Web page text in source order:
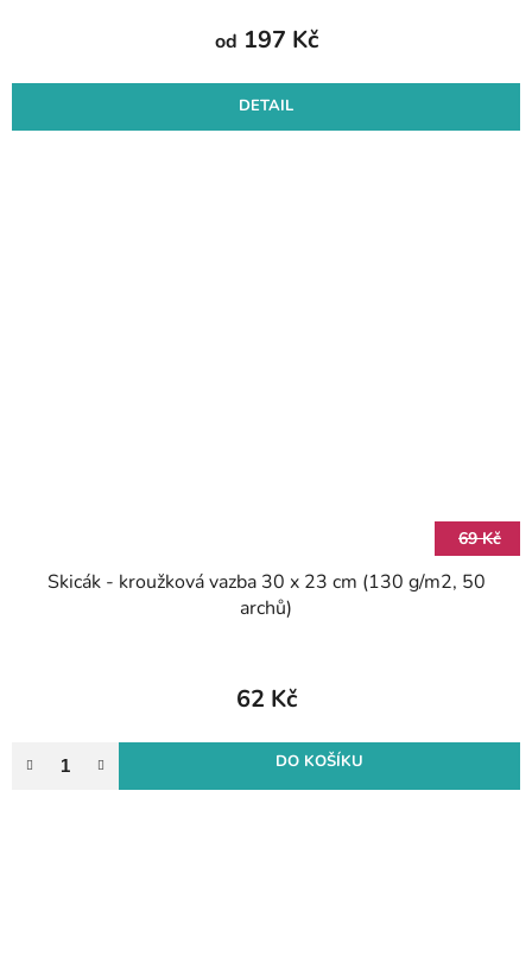
od 197 Kč
DETAIL
69 Kč
Skicák - kroužková vazba 30 x 23 cm (130 g/m2, 50
archů)
62 Kč
DO KOŠÍKU